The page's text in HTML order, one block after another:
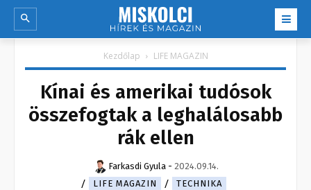
Kezdőlap LIFE MAGAZIN
Kínai és amerikai tudósok
összefogtak a leghalálosabb
rák ellen
Farkasdi Gyula - 2024.09.14.
LIFE MAGAZIN
TECHNIKA